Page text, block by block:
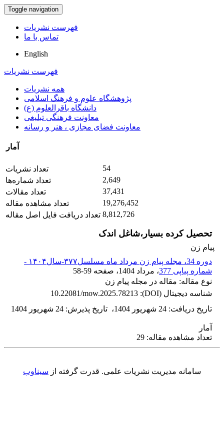
Toggle navigation
فهرست نشریات
تماس با ما
English
فهرست نشریات
همه نشریات
پژوهشگاه علوم و فرهنگ اسلامی
دانشگاه باقرالعلوم (ع)
معاونت فرهنگی تبلیغی
معاونت فضای مجازی ، هنر و رسانه
آمار
تعداد نشریات
54
تعداد شماره‌ها
2,649
تعداد مقالات
37,431
تعداد مشاهده مقاله
19,276,452
تعداد دریافت فایل اصل مقاله 8,812,726
تحصیل کرده بسیار،شاغل اندک
پیام زن
دوره 34، مجله پیام زن مرداد ماه مسلسل۳۷۷-سال۱۴۰۴ -
شماره پیاپی 377
، مرداد 1404 ، صفحه 58-59
نوع مقاله: مقاله در مجله پیام زن
شناسه دیجیتال (DOI):
10.22081/mow.2025.78213
تاریخ دریافت: 24 شهریور 1404 ، تاریخ پذیرش: 24 شهریور 1404
آمار
تعداد مشاهده مقاله: 29
سامانه مدیریت نشریات علمی. قدرت گرفته از سیناوب